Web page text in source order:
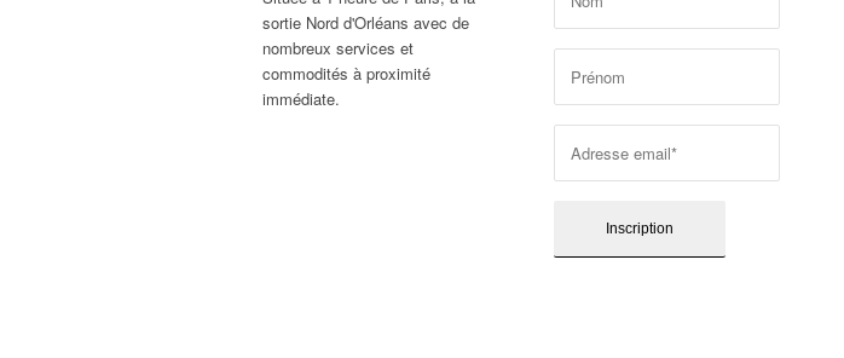
sortie Nord d'Orléans avec de
nombreux services et
commodités à proximité
immédiate.